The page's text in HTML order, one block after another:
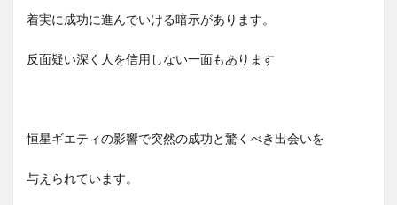
着実に成功に進んでいける暗示があります。
反面疑い深く人を信用しない一面もあります
恒星ギエティの影響で突然の成功と驚くべき出会いを
与えられています。